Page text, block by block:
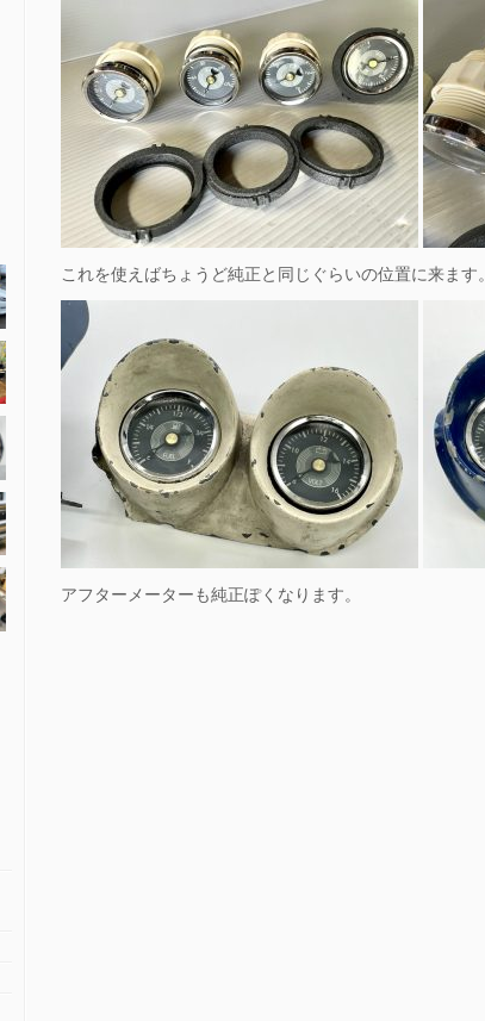
これを使えばちょうど純正と同じぐらいの位置に来ます。
アフターメーターも純正ぽくなります。